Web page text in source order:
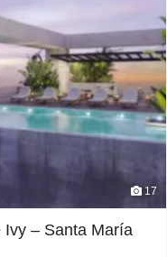
17
Ivy – Santa María